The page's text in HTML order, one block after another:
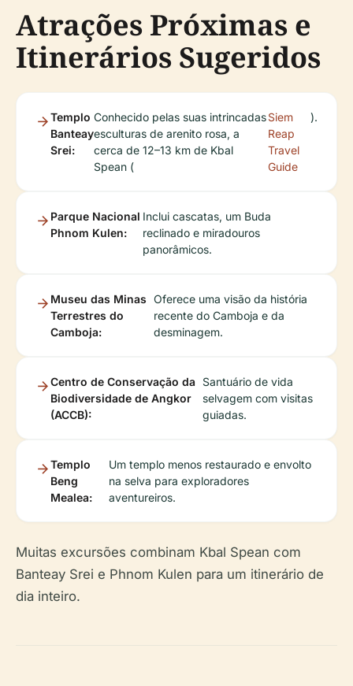
Atrações Próximas e
Itinerários Sugeridos
Templo
Banteay
Srei:
Conhecido pelas suas intrincadas
esculturas de arenito rosa, a
cerca de 12–13 km de Kbal
Spean (
Siem
Reap
Travel
Guide
).
Parque Nacional
Phnom Kulen:
Inclui cascatas, um Buda
reclinado e miradouros
panorâmicos.
Museu das Minas
Terrestres do
Camboja:
Oferece uma visão da história
recente do Camboja e da
desminagem.
Centro de Conservação da
Biodiversidade de Angkor
(ACCB):
Santuário de vida
selvagem com visitas
guiadas.
Templo
Beng
Mealea:
Um templo menos restaurado e envolto
na selva para exploradores
aventureiros.
Muitas excursões combinam Kbal Spean com
Banteay Srei e Phnom Kulen para um itinerário de
dia inteiro.